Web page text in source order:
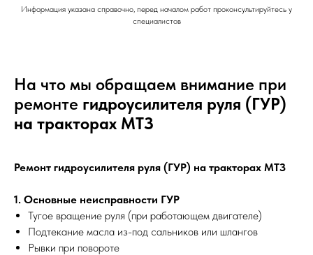
Информация указана справочно, перед началом работ проконсультируйтесь у
специалистов
На что мы обращаем внимание при
ремонте гидроусилителя руля (ГУР)
на тракторах МТЗ
Ремонт гидроусилителя руля (ГУР) на тракторах МТЗ
1. Основные неисправности ГУР
Тугое вращение руля (при работающем двигателе)
Подтекание масла из-под сальников или шлангов
Рывки при повороте